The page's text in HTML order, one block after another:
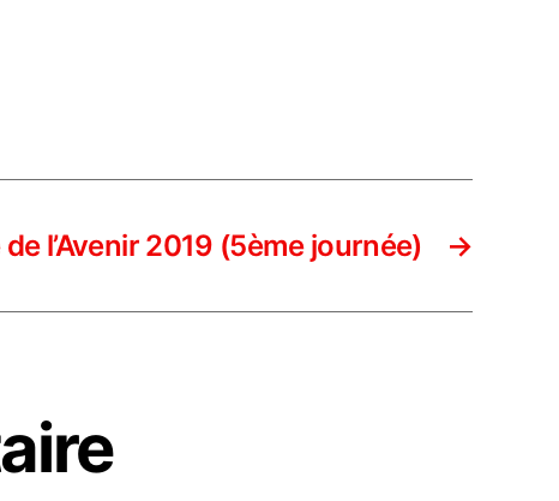
→
l’Avenir 2019 (5ème journée)